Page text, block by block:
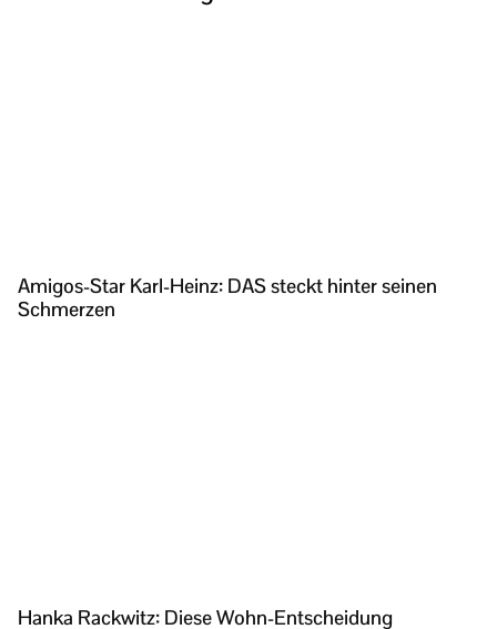
Amigos-Star Karl-Heinz: DAS steckt hinter seinen
Schmerzen
Hanka Rackwitz: Diese Wohn-Entscheidung